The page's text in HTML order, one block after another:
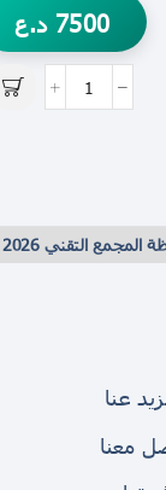
7500 د.ع
التقني 2026
عنا
معنا